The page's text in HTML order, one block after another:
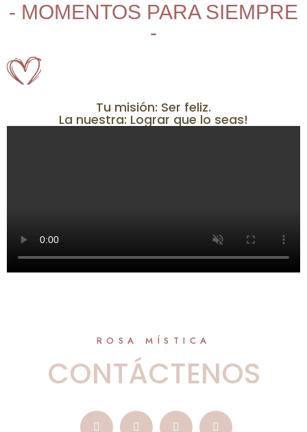
- MOMENTOS PARA SIEMPRE
-
Tu misión: Ser feliz.
La nuestra: Lograr que lo seas!
ROSA MÍSTICA
CONTÁCTENOS